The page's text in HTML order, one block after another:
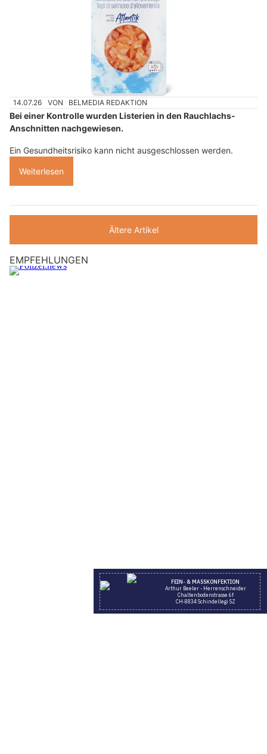
14.07.26 VON BELMEDIA REDAKTION
Bei einer Kontrolle wurden Listerien in den Rauchlachs-
Anschnitten nachgewiesen.
Ein Gesundheitsrisiko kann nicht ausgeschlossen werden.
Weiterlesen
Ältere Artikel
EMPFEHLUNGEN